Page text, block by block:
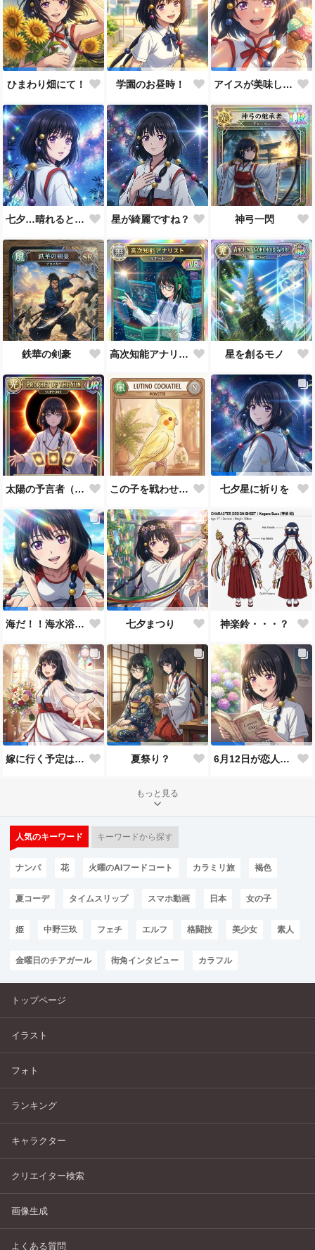
ひまわり畑にて！ 学園のお昼時！ アイスが美味しい季節です
七夕…晴れると良いなぁ。 星が綺麗ですね？ 神弓一閃
鉄華の剣豪 高次知能アナリスト MEI（Mathematical Electronic Intelligenc） 星を創るモノ
太陽の予言者（プロンプト使い方あってるんだろうか？） この子を戦わせるなんて出来ません！！ 七夕星に祈りを
海だ！！海水浴だ！！ 七夕まつり 神楽鈴・・・？
嫁に行く予定は無いのだけれど！ 夏祭り？ 6月12日が恋人の日と言うので…
もっと見る
人気のキーワード キーワードから探す
ナンパ 花 火曜のAIフードコート カラミリ旅 褐色
夏コーデ タイムスリップ スマホ動画 日本 女の子
姫 中野三玖 フェチ エルフ 格闘技 美少女 素人
金曜日のチアガール 街角インタビュー カラフル
トップページ
イラスト
フォト
ランキング
キャラクター
クリエイター検索
画像生成
よくある質問